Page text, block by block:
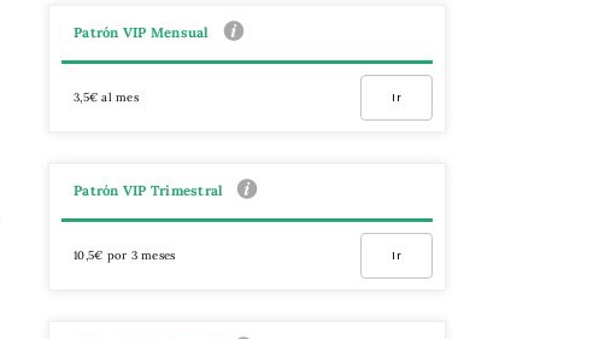
Patrón VIP Mensual
3,5€ al mes Ir
Patrón VIP Trimestral
10,5€ por 3 meses Ir